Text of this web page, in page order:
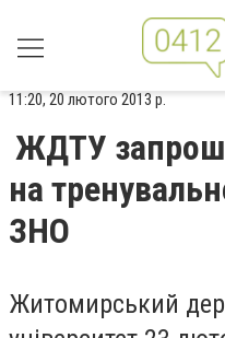
11:20, 20 лютого 2013 р.
ЖДТУ
на
ЗНО
Житомирський